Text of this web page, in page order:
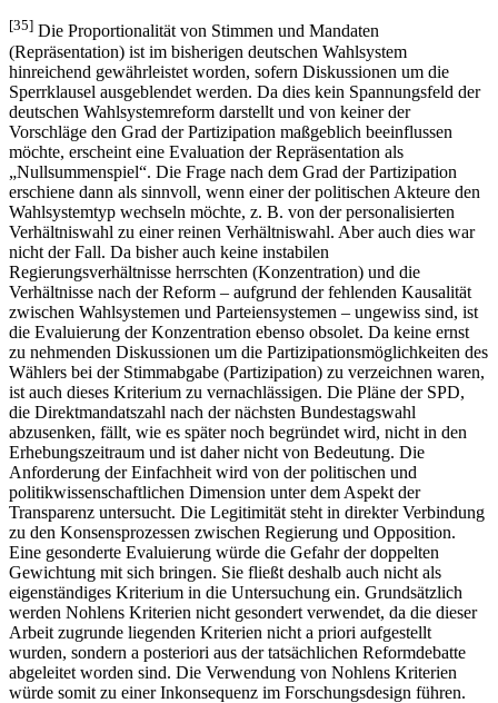
[35] Die Proportionalität von Stimmen und Mandaten
(Repräsentation) ist im bisherigen deutschen Wahlsystem
hinreichend gewährleistet worden, sofern Diskussionen um die
Sperrklausel ausgeblendet werden. Da dies kein Spannungsfeld der
deutschen Wahlsystemreform darstellt und von keiner der
Vorschläge den Grad der Partizipation maßgeblich beeinflussen
möchte, erscheint eine Evaluation der Repräsentation als
„Nullsummenspiel“. Die Frage nach dem Grad der Partizipation
erschiene dann als sinnvoll, wenn einer der politischen Akteure den
Wahlsystemtyp wechseln möchte, z. B. von der personalisierten
Verhältniswahl zu einer reinen Verhältniswahl. Aber auch dies war
nicht der Fall. Da bisher auch keine instabilen
Regierungsverhältnisse herrschten (Konzentration) und die
Verhältnisse nach der Reform – aufgrund der fehlenden Kausalität
zwischen Wahlsystemen und Parteiensystemen – ungewiss sind, ist
die Evaluierung der Konzentration ebenso obsolet. Da keine ernst
zu nehmenden Diskussionen um die Partizipationsmöglichkeiten des
Wählers bei der Stimmabgabe (Partizipation) zu verzeichnen waren,
ist auch dieses Kriterium zu vernachlässigen. Die Pläne der SPD,
die Direktmandatszahl nach der nächsten Bundestagswahl
abzusenken, fällt, wie es später noch begründet wird, nicht in den
Erhebungszeitraum und ist daher nicht von Bedeutung. Die
Anforderung der Einfachheit wird von der politischen und
politikwissenschaftlichen Dimension unter dem Aspekt der
Transparenz untersucht. Die Legitimität steht in direkter Verbindung
zu den Konsensprozessen zwischen Regierung und Opposition.
Eine gesonderte Evaluierung würde die Gefahr der doppelten
Gewichtung mit sich bringen. Sie fließt deshalb auch nicht als
eigenständiges Kriterium in die Untersuchung ein. Grundsätzlich
werden Nohlens Kriterien nicht gesondert verwendet, da die dieser
Arbeit zugrunde liegenden Kriterien nicht a priori aufgestellt
wurden, sondern a posteriori aus der tatsächlichen Reformdebatte
abgeleitet worden sind. Die Verwendung von Nohlens Kriterien
würde somit zu einer Inkonsequenz im Forschungsdesign führen.